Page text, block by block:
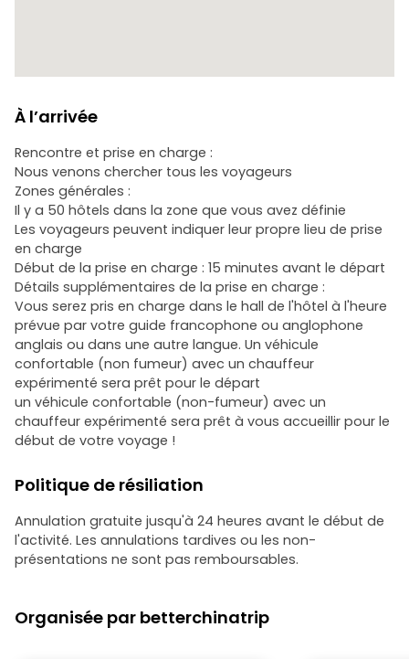
À l’arrivée
Rencontre et prise en charge :
Nous venons chercher tous les voyageurs
Zones générales :
Il y a 50 hôtels dans la zone que vous avez définie
Les voyageurs peuvent indiquer leur propre lieu de prise
en charge
Début de la prise en charge : 15 minutes avant le départ
Détails supplémentaires de la prise en charge :
Vous serez pris en charge dans le hall de l'hôtel à l'heure
prévue par votre guide francophone ou anglophone
anglais ou dans une autre langue. Un véhicule
confortable (non fumeur) avec un chauffeur
expérimenté sera prêt pour le départ
un véhicule confortable (non-fumeur) avec un
chauffeur expérimenté sera prêt à vous accueillir pour le
début de votre voyage !
Politique de résiliation
Annulation gratuite jusqu'à 24 heures avant le début de
l'activité. Les annulations tardives ou les non-
présentations ne sont pas remboursables.
Organisée par betterchinatrip